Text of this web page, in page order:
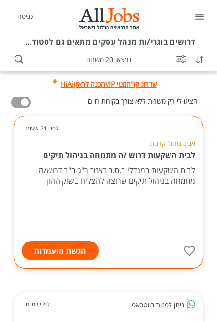
כניסה
דרושים בוגרי/ות מנהל עסקים מתאים גם לסטודנטים
נמצאו 20 משרות
שדרוג קו"חמנוי VIP הכנה לראיוןHiAi
הציגו לי רק משרות ללא צורך בקורות חיים
לפני 21 שעות
אביב ניהול קרנות
לבית השקעות דרוש /ה מתמחה בניהול תיקים
לבית השקעות במגדלי ב.ס.ר באזור ר"ג-ב"ב דרוש/ה
מתמחה בניהול תיקים שרוצה להצליח בשוק ההון
הגשת מועמדות
ניתן לפנות בווטסאפ לפני יומיים